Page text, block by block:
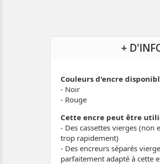
+
Couleurs d'encre
- Noir
- Rouge
Cette encre peut être
- Des cassettes vierges (non
trop rapidement)
- Des encreurs séparés
parfaitement adapté à cette